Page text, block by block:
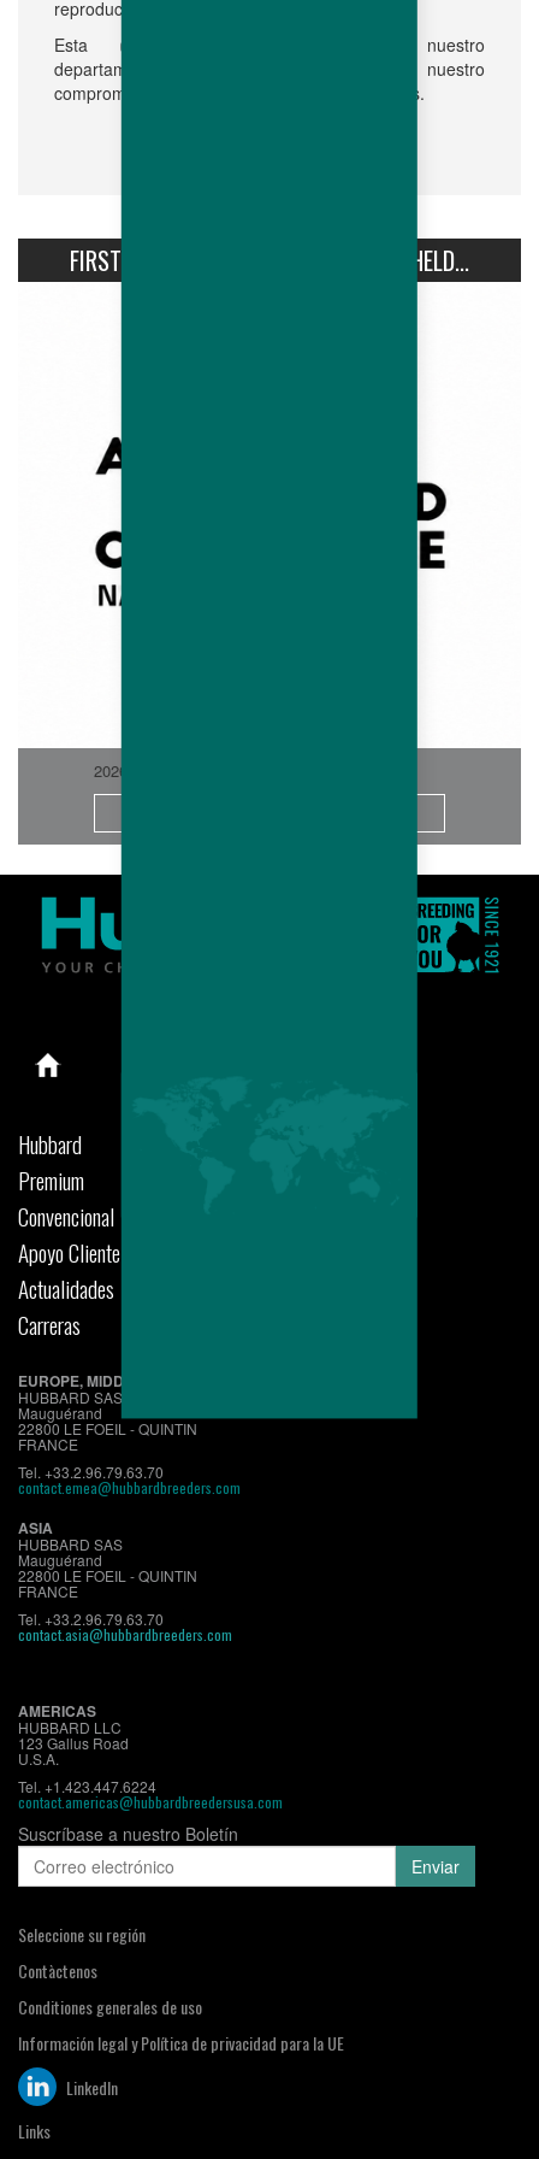
reproducción.
Esta certificación
, implementado por nuestro
departamento de calidad global, confirma nuestro
compromiso con la cría de animales sostenibles.
FIRST AVIPRO HUBBARD CONFERENCE HELD...
2026-06
Hubbard
Premium
Convencional
Apoyo Cliente
Actualidades
Carreras
EUROPE, MIDDLE EAST, AFRICA
HUBBARD SAS
Mauguérand
22800 LE FOEIL - QUINTIN
FRANCE
Tel. +33.2.96.79.63.70
contact.emea@hubbardbreeders.com
ASIA
HUBBARD SAS
Mauguérand
22800 LE FOEIL - QUINTIN
FRANCE
Tel. +33.2.96.79.63.70
contact.asia@hubbardbreeders.com
AMERICAS
HUBBARD LLC
123 Gallus Road
U.S.A.
Tel. +1.423.447.6224
contact.americas@hubbardbreedersusa.com
Suscríbase a nuestro Boletín
Seleccione su región
Contàctenos
Conditiones generales de uso
Información legal y Política de privacidad para la UE
LinkedIn
Links